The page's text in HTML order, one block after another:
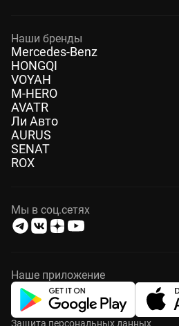
Наши бренды
Mercedes-Benz
HONGQI
VOYAH
M-HERO
AVATR
Ли Авто
AURUS
SENAT
ROX
Мы в соц.сетях
Наше приложение
Защита персональных данных